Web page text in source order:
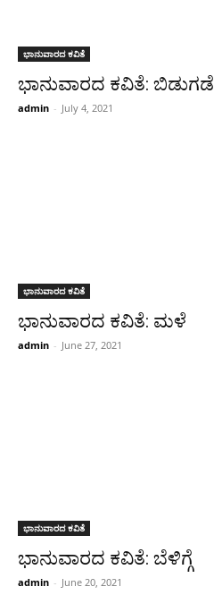
ಭಾನುವಾರದ ಕವಿತೆ
ಭಾನುವಾರದ ಕವಿತೆ: ಬಿಡುಗಡೆ
admin - July 4, 2021
ಭಾನುವಾರದ ಕವಿತೆ
ಭಾನುವಾರದ ಕವಿತೆ: ಮಳೆ
admin - June 27, 2021
ಭಾನುವಾರದ ಕವಿತೆ
ಭಾನುವಾರದ ಕವಿತೆ: ಬೆಳಿಗ್ಗೆ
admin - June 20, 2021